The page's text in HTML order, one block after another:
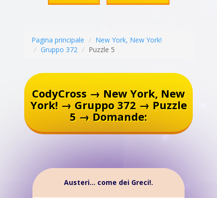
Pagina principale
New York, New York!
Gruppo 372
Puzzle 5
CodyCross → New York, New
York! → Gruppo 372 → Puzzle
5 → Domande:
Austeri... come dei Greci!.